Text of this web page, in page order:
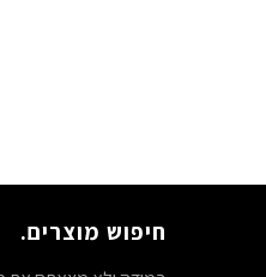
חיפוש מוצרים.